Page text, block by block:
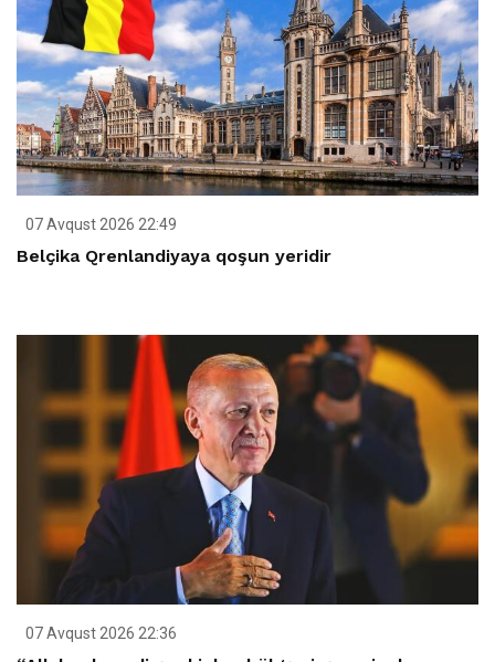
07 Avqust 2026 22:49
Belçika Qrenlandiyaya qoşun yeridir
07 Avqust 2026 22:36